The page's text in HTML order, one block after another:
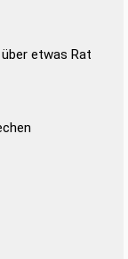
etwas Rat